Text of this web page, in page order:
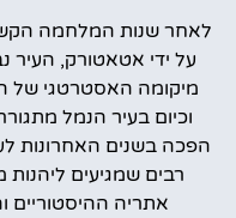
לאחר שנות המלחמה
על ידי אטאטורק,
מיקומה האסטרטגי של
הפכה בשנים האחרונות
רבים שמגיעים
אתריה ההיסטוריים